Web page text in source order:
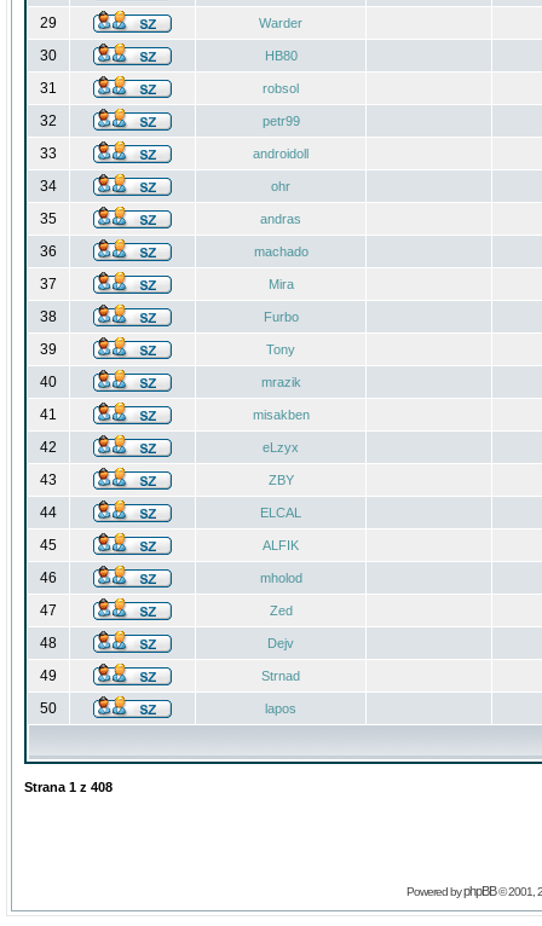
29 Warder
30 HB80
31 robsol
32 petr99
33 androidoll
34 ohr
35 andras
36 machado
37 Mira
38 Furbo
39 Tony
40 mrazik
41 misakben
42 eLzyx
43 ZBY
44 ELCAL
45 ALFIK
46 mholod
47 Zed
48 Dejv
49 Strnad
50 lapos
Strana 1 z 408
Powered byphpBB© 2001,